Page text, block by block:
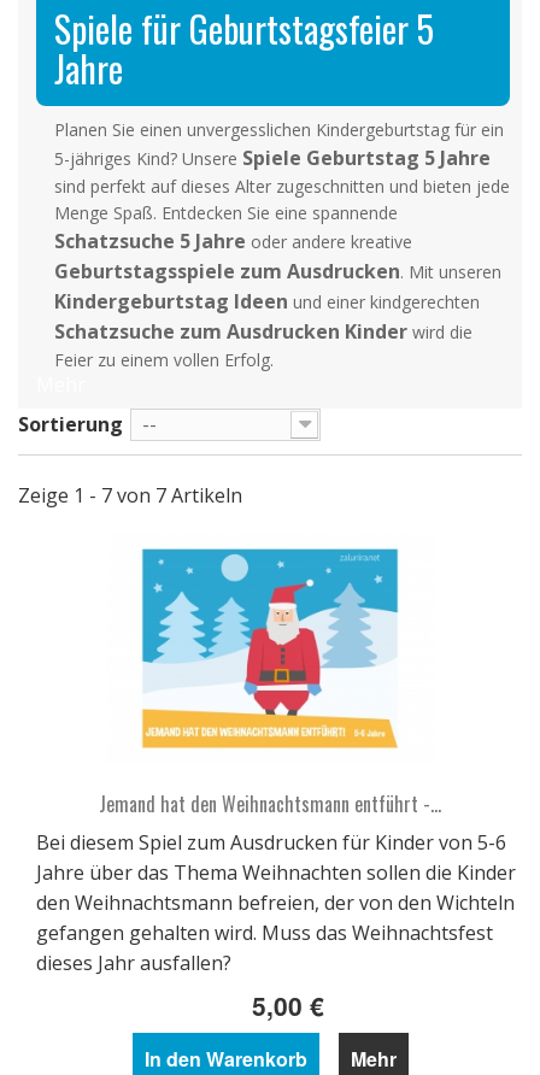
Spiele für Geburtstagsfeier 5
Jahre
Planen Sie einen unvergesslichen Kindergeburtstag für ein
5-jähriges Kind? Unsere Spiele Geburtstag 5 Jahre
sind perfekt auf dieses Alter zugeschnitten und bieten jede
Menge Spaß. Entdecken Sie eine spannende
Schatzsuche 5 Jahre oder andere kreative
Geburtstagsspiele zum Ausdrucken. Mit unseren
Kindergeburtstag Ideen und einer kindgerechten
Schatzsuche zum Ausdrucken Kinder wird die
Feier zu einem vollen Erfolg.
Sortierung
--
Zeige 1 - 7 von 7 Artikeln
Jemand hat den Weihnachtsmann entführt -...
Bei diesem Spiel zum Ausdrucken für Kinder von 5-6
Jahre über das Thema Weihnachten sollen die Kinder
den Weihnachtsmann befreien, der von den Wichteln
gefangen gehalten wird. Muss das Weihnachtsfest
dieses Jahr ausfallen?
5,00 €
In den Warenkorb Mehr